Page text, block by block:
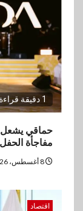
3
4
1 دقيقة قراءة
حماقي
مفاجأة الحفل
اقتصاد